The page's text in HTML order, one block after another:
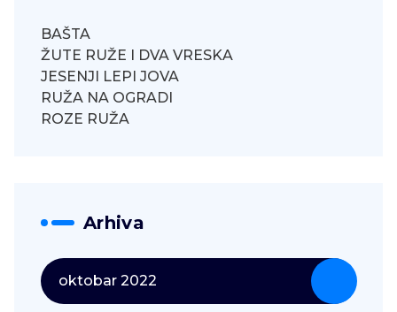
BAŠTA
ŽUTE RUŽE I DVA VRESKA
JESENJI LEPI JOVA
RUŽA NA OGRADI
ROZE RUŽA
Arhiva
oktobar 2022